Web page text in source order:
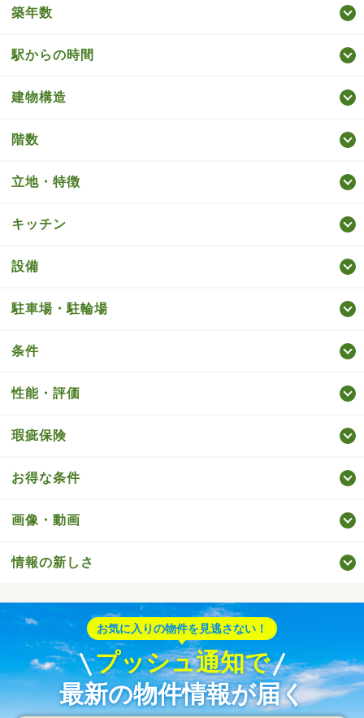
築年数
駅からの時間
建物構造
階数
立地・特徴
キッチン
設備
駐車場・駐輪場
条件
性能・評価
瑕疵保険
お得な条件
画像・動画
情報の新しさ
お気に入りの物件を見逃さない！
プッシュ通知で
最新の物件情報が届く